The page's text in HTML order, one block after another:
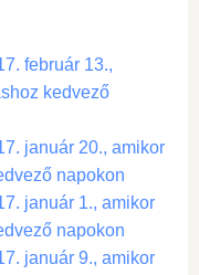
február 13.,
kedvező
január 20., amikor
napokon
január 1., amikor
napokon
január 9., amikor